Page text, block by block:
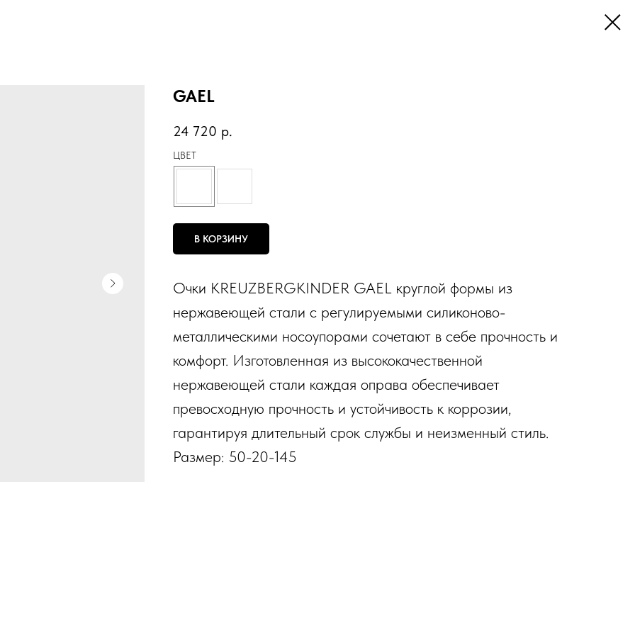
GAEL
24 720 р.
ЦВЕТ
В КОРЗИНУ
Очки KREUZBERGKINDER GAEL круглой формы из
нержавеющей стали с регулируемыми силиконово-
металлическими носоупорами сочетают в себе прочность и
комфорт. Изготовленная из высококачественной
нержавеющей стали каждая оправа обеспечивает
превосходную прочность и устойчивость к коррозии,
гарантируя длительный срок службы и неизменный стиль.
Размер: 50-20-145